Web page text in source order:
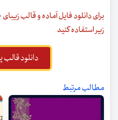
برای دانلود فایل آماده و قالب
زیر استفاده کنید
دانلود قالب
مطالب مرتبط